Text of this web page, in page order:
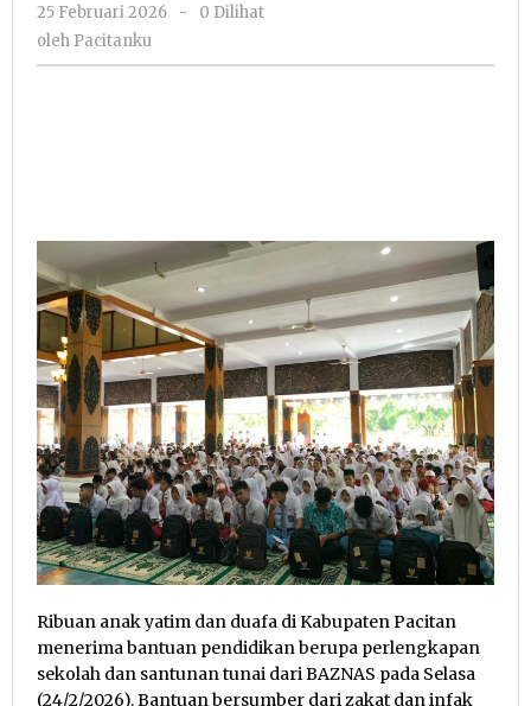
Duafa
25 Februari 2026
oleh
-
0 Dilihat
oleh Pacitanku
Ribuan anak yatim dan duafa di Kabupaten Pacitan
menerima bantuan pendidikan berupa perlengkapan
sekolah dan santunan tunai dari BAZNAS pada Selasa
(24/2/2026). Bantuan bersumber dari zakat dan infak